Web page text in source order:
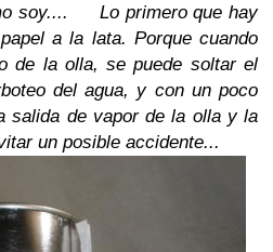
soy....
Lo primero que hay
a la lata. Porque cuando
de la olla, se puede soltar el
del agua, y con un poco
salida de vapor de la olla y la
un posible accidente...